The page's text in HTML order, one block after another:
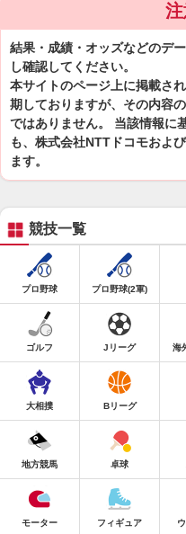
結果・成績・オッズなどのデ
し確認してください。
本サイトのページ上に掲載さ
期しておりますが、その内容
ではありません。 当該情報に
も、株式会社NTTドコモおよ
ます。
競技一覧
プロ野球 プロ野球(2軍)
ゴルフ Jリーグ 海
大相撲 Bリーグ
地方競馬 卓球
モーター フィギュア